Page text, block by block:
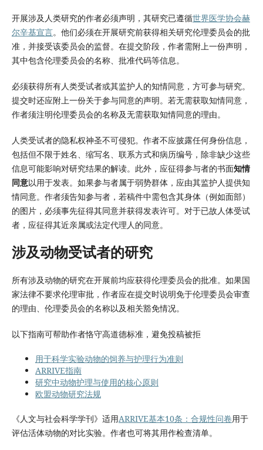
开展涉及人类研究的作者必须声明，其研究已遵循世界医学协会赫
尔辛基宣言。他们必须在开展研究前获得相关研究伦理委员会的批
准，并接受该委员会的监督。在提交阶段，作者需附上一份声明，
其中包含伦理委员会的名称、批准代码等信息。
必须获得所有人类受试者或其监护人的知情同意，方可参与研究。
提交时还应附上一份关于参与同意的声明。若无需获取知情同意，
作者须注明伦理委员会的名称及无需获取知情同意的理由。
人类受试者的隐私权神圣不可侵犯。作者不应披露任何身份信息，
包括但不限于姓名、缩写名、联系方式和病历编号，除非缺少这些
信息可能影响对研究结果的解读。此外，应征得参与者的书面知情
同意以用于发表。如果参与者属于弱势群体，应由其监护人提供知
情同意。作者须告知参与者，若稿件中需包含其身体（例如面部）
的图片，必须事先征得其同意并获得发表许可。对于已故人体受试
者，应征得其近亲属或法定代理人的同意。
涉及动物受试者的研究
所有涉及动物的研究在开展前均应获得伦理委员会的批准。如果国
家法律不要求伦理审批，作者应在提交时说明免于伦理委员会审查
的理由、伦理委员会的名称以及相关豁免情况。
以下指南可帮助作者恪守高道德标准，避免投稿被拒
用于科学实验动物的饲养与护理行为准则
ARRIVE指南
研究中动物护理与使用的核心原则
欧盟动物研究法规
《人文与社会科学学刊》适用ARRIVE基本10条：合规性问卷用于
评估活体动物的对比实验。作者也可将其用作检查清单。